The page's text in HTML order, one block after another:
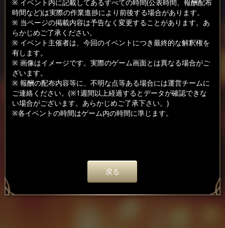
※ イベント内に記載してあるすべての時間(公表時間、報酬配布
時間など)は実際の作業進捗により前後する場合があります。
※ 当ページの掲載内容は予告なく変更することがあります。あ
らかじめご了承ください。
※ イベント主催者は、今回のイベントにつき最終的な解釈権を
有します。
※ 画像はイメージです。実際のゲーム画面とは異なる場合がご
ざいます。
※ 報酬の配布内容等に、不明な点等ある場合には運営チームに
ご連絡ください。(※1週間以上経過するとデータが確認できな
い場合がございます。あらかじめご了承下さい。)
※各イベントの時間はゲーム内の時間に準じます。
戻る